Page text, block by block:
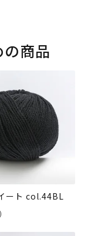
商品
ート col.44BL